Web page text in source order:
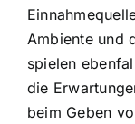
Ambiente und
spielen
die
beim Geben